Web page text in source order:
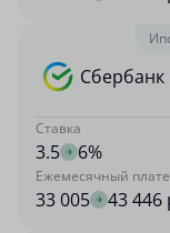
Сбербанк
Ставка
3.5 6%
Ежемесячный
33 005 43 446